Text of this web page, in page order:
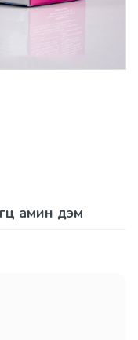
амин дэм